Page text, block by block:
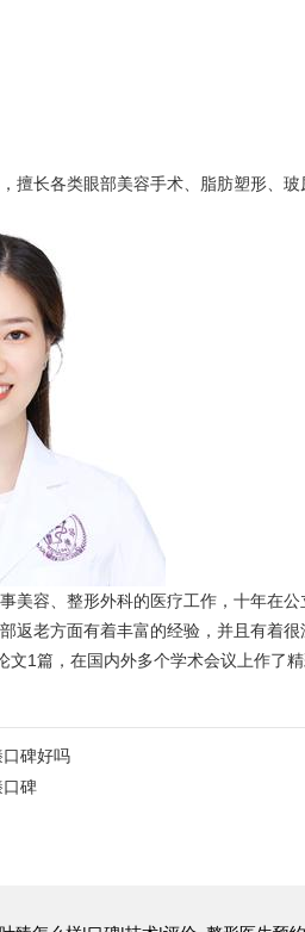
长各类眼部美容手术、脂肪塑形、
美容、整形外科的医疗工作，十年在
老方面有着丰富的经验，并且有着
1篇，在国内外多个学术会议上作了精
口碑好吗
口碑